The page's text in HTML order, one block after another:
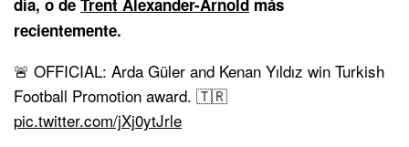
recientemente.
🚨 OFFICIAL: Arda Güler and Kenan Yıldız win Turkish
Football Promotion award. 🇹🇷
pic.twitter.com/jXj0ytJrle